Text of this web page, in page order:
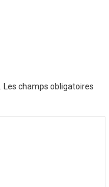
Les champs obligatoires